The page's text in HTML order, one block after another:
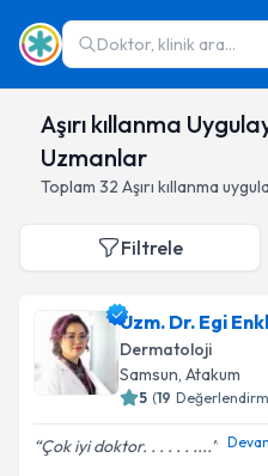
Doktor, klinik ara...
Aşırı kıllanma
Uzmanlar
Toplam 32 Aşırı kıllanma
Filtrele
Uzm. Dr. Egi
Dermatoloji
Samsun, Atakum
5 (19
Çok iyi doktor. . . . . . ....